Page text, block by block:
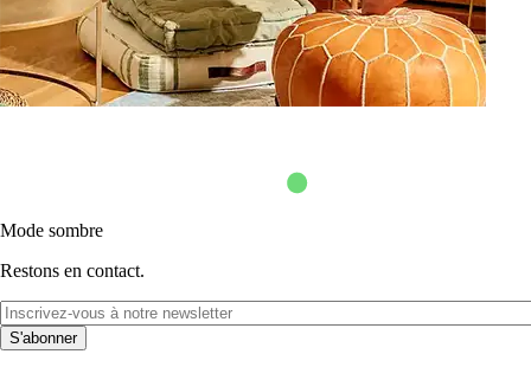
Mode sombre
Restons en contact.
S'abonner